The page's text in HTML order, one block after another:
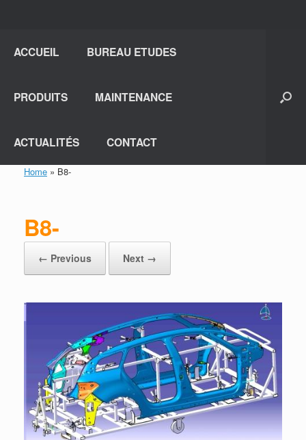
ACCUEIL BUREAU ETUDES
PRODUITS MAINTENANCE
ACTUALITÉS CONTACT
Home » B8-
B8-
← Previous Next →